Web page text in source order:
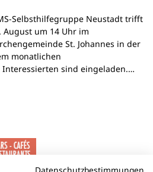
Selbsthilfegruppe Neustadt trifft
um 14 Uhr im
St. Johannes in der
monatlichen
sind eingeladen.…